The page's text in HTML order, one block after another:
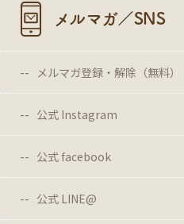
メルマガ／SNS
メルマガ登録・解除（無料）
公式 Instagram
公式 facebook
公式 LINE@